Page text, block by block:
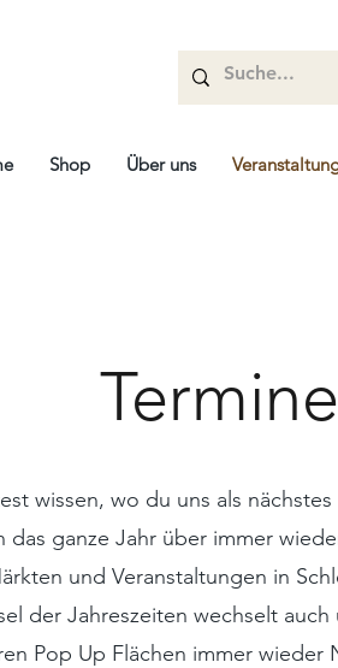
Shop Über uns
Termine
wissen, wo du uns als
das ganze Jahr über immer
und Veranstaltungen in
der Jahreszeiten wechselt
Pop Up Flächen immer wieder